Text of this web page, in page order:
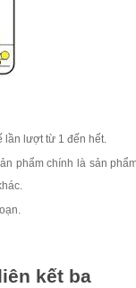
lần lượt từ 1 đến hết.
phẩm chính là sản
kết ba